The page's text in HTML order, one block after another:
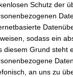
AG
und die
Schutz der
sodass ein
diesem Grund steht
an uns zu